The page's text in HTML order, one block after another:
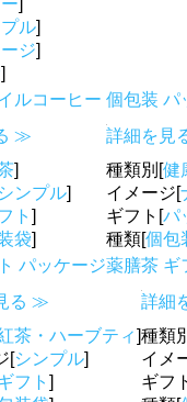
]
ル]
ジ]
]
ルコーヒー 個包装 パ
≫
]
ンプル]
ト ]
袋]
パッケージ
詳細を見
種類別[健
イメージ[
ギフト[パ
種類[個包
薬膳茶 ギ
る ≫
茶・ハーブティ]
[シンプル]
フト ]
詳細
種類
イメ
ギフ